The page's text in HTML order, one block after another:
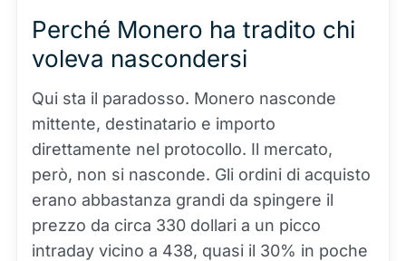
Perché Monero ha tradito chi
voleva nascondersi
Qui sta il paradosso. Monero nasconde
mittente, destinatario e importo
direttamente nel protocollo. Il mercato,
però, non si nasconde. Gli ordini di acquisto
erano abbastanza grandi da spingere il
prezzo da circa 330 dollari a un picco
intraday vicino a 438, quasi il 30% in poche